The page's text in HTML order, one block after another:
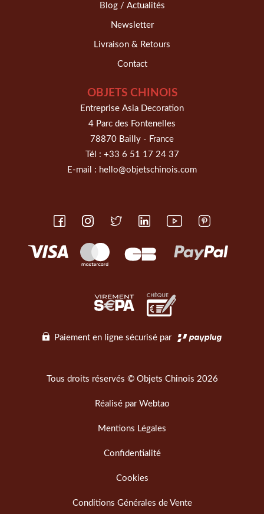
Blog / Actualités
Newsletter
Livraison & Retours
Contact
OBJETS CHINOIS
Entreprise Asia Decoration
4 Parc des Fontenelles
78870 Bailly - France
Tél : +33 6 51 17 24 37
E-mail : hello@objetschinois.com
Paiement en ligne sécurisé par
Tous droits réservés © Objets Chinois 2026
Réalisé par Webtao
Mentions Légales
Confidentialité
Cookies
Conditions Générales de Vente